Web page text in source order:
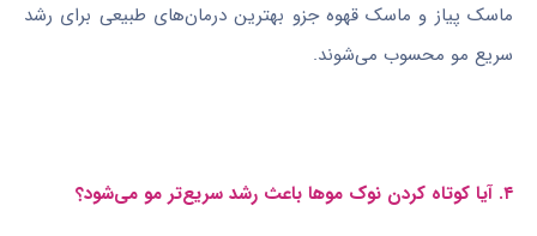
ماسک پیاز و ماسک قهوه جزو بهترین درمان‌های طبیعی برای رشد
سریع مو محسوب می‌شوند.
۴. آیا کوتاه کردن نوک موها باعث رشد سریع‌تر مو می‌شود؟